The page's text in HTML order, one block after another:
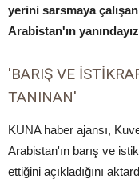
yerini sarsmaya
Arabistan'ın
'BARIŞ VE
TANINAN'
KUNA haber ajansı,
Arabistan'ın barış ve
ettiğini açıkladığını